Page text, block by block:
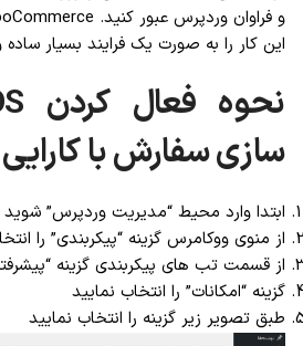
این کار را به صورت یک فرایند بسیار
سازی سفارش با کارایی
ابتدا وارد محیط “مدیریت وردپرس” شوید
از منوی ووکامرس گزینه “پیکربندی” را
از قسمت تب های پیکربندی گزینه
گزینه “امکانات” را انتخاب نمایید
طبق تصویر زیر گزینه را انتخاب نمایید